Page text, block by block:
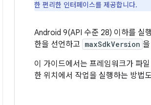
한 편리한 인터페이스를 제공합니다.
Android 9(API 수준 28) 이하를 실
한을 선언하고 maxSdkVersion 을
이 가이드에서는 프레임워크가 파
한 위치에서 작업을 실행하는 방법